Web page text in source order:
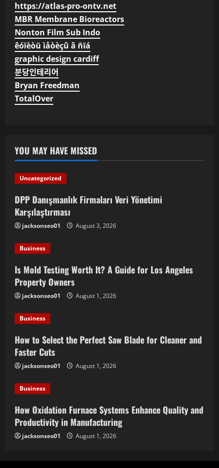
https://atlas-pro-ontv.net
MBR Membrane Bioreactors
Nonton Film Sub Indo
êóïèòü ìåòèçû â ñïá
graphic design cardiff
분당인테리어
Bryan Freedman
TotalOver
YOU MAY HAVE MISSED
Uncategorized
DPP Danışmanlık Firmaları Veri Yönetimi
Karşılaştırması
jacksonseo01 August 3, 2026
Business
Is Mold Testing Worth It? A Guide for Los Angeles
Property Owners
jacksonseo01 August 1, 2026
Business
How to Select the Perfect Saw Blade for Cleaner and
Faster Cuts
jacksonseo01 August 1, 2026
Business
How Oxidation Furnace Systems Enhance Quality and
Productivity in Manufacturing
jacksonseo01 August 1, 2026